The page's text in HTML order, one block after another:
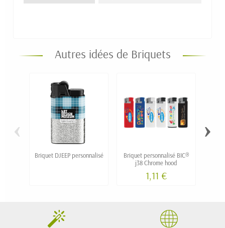
Autres idées de Briquets
Briquet DJEEP personnalisé
Briquet personnalisé BIC®
j38 Chrome hood
1,11 €
‹ ›